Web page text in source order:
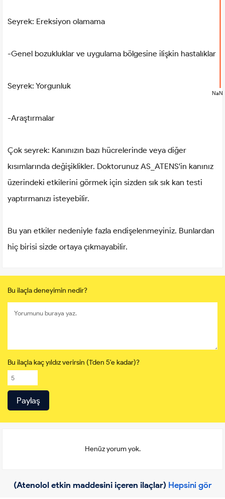
Seyrek: Ereksiyon olamama
-Genel bozukluklar ve uygulama bölgesine ilişkin hastalıklar
Seyrek: Yorgunluk
-Araştırmalar
Çok seyrek: Kanınızın bazı hücrelerinde veya diğer
kısımlarında değişiklikler. Doktorunuz AS_ATENS'in kanınız
üzerindeki etkilerini görmek için sizden sık sık kan testi
yaptırmanızı isteyebilir.
Bu yan etkiler nedeniyle fazla endişelenmeyiniz. Bunlardan
hiç birisi sizde ortaya çıkmayabilir.
Bu ilaçla deneyimin nedir?
Bu ilaçla kaç yıldız verirsin (1'den 5'e kadar)?
Henüz yorum yok.
(Atenolol etkin maddesini içeren ilaçlar) Hepsini gör
NaN